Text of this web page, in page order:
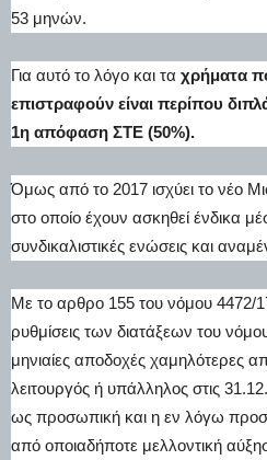
53 μηνών.
Για αυτό το λόγο και τα χρήματα
επιστραφούν είναι περίπου
1η απόφαση ΣΤΕ (50%).
Όμως από το 2017 ισχύει το νέο
στο οποίο έχουν ασκηθεί ένδικα
συνδικαλιστικές ενώσεις και
Με το αρθρο 155 του νόμου 4472/
ρυθμίσεις των διατάξεων του
μηνιαίες αποδοχές χαμηλότερες
λειτουργός ή υπάλληλος στις
ως προσωπική και η εν λόγω
από οποιαδήποτε μελλοντική